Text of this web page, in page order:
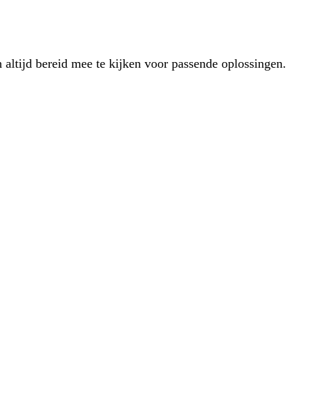
bereid mee te kijken voor passende oplossingen.